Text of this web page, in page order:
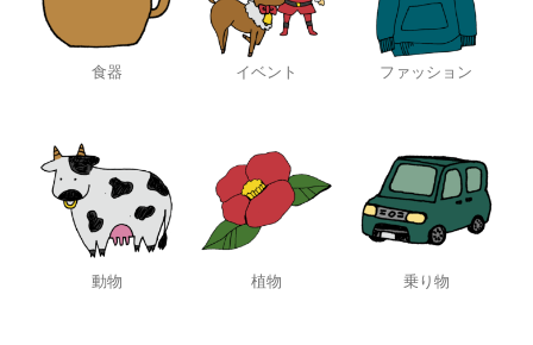
食器 イベント ファッション
動物 植物 乗り物